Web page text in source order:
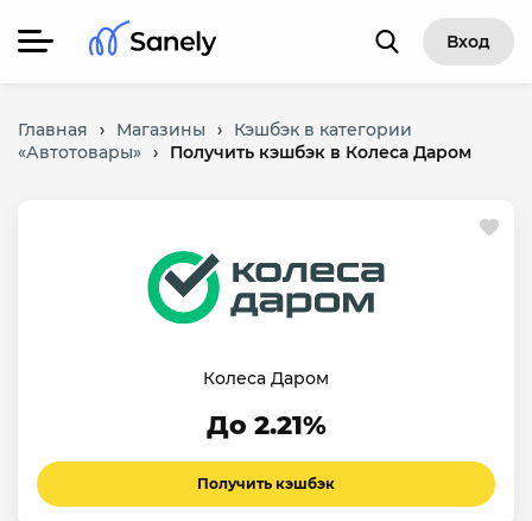
Вход
Главная › Магазины ›
Кэшбэк в категории
«Автотовары» › Получить кэшбэк в Колеса Даром
Колеса Даром
До 2.21%
Получить кэшбэк